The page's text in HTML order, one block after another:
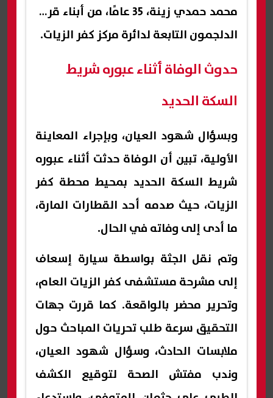
محمد حمدي زينة، 35 عامًا، من أبناء قرية
الدلجمون التابعة لدائرة مركز كفر الزيات.
حدوث الوفاة أثناء عبوره شريط
السكة الحديد
وبسؤال شهود العيان، وبإجراء المعاينة
الأولية، تبين أن الوفاة حدثت أثناء عبوره
شريط السكة الحديد بمحيط محطة كفر
الزيات، حيث صدمه أحد القطارات المارة،
ما أدى إلى وفاته في الحال.
وتم نقل الجثة بواسطة سيارة إسعاف
إلى مشرحة مستشفى كفر الزيات العام،
وتحرير محضر بالواقعة. كما قررت جهات
التحقيق سرعة طلب تحريات المباحث حول
ملابسات الحادث، وسؤال شهود العيان،
وندب مفتش الصحة لتوقيع الكشف